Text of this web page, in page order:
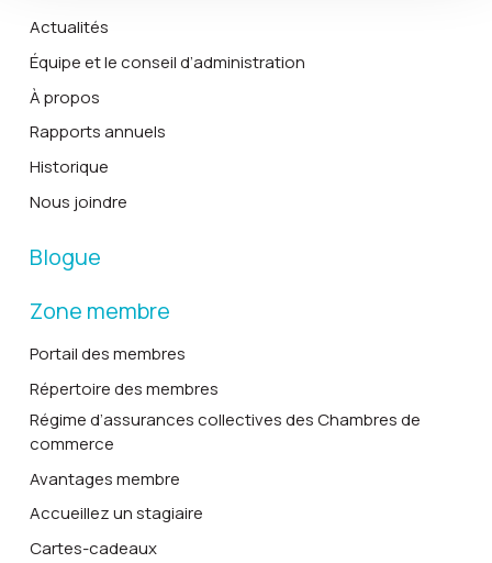
Actualités
Équipe et le conseil d’administration
À propos
Rapports annuels
Historique
Nous joindre
Blogue
Zone membre
Portail des membres
Répertoire des membres
Régime d’assurances collectives des Chambres de
commerce
Avantages membre
Accueillez un stagiaire
Cartes-cadeaux